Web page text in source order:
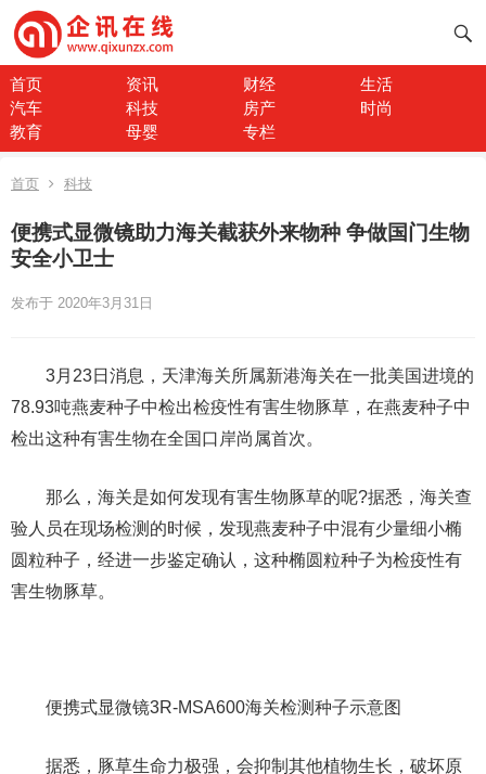
首页 资讯 财经
生活
汽车
科技 房产
时尚
教育
母婴 专栏
首页 科技
便携式显微镜助力海关截获外来物种 争做国门生物
安全小卫士
发布于 2020年3月31日
3月23日消息，天津海关所属新港海关在一批美国进境的
78.93吨燕麦种子中检出检疫性有害生物豚草，在燕麦种子中
检出这种有害生物在全国口岸尚属首次。
那么，海关是如何发现有害生物豚草的呢?据悉，海关查
验人员在现场检测的时候，发现燕麦种子中混有少量细小椭
圆粒种子，经进一步鉴定确认，这种椭圆粒种子为检疫性有
害生物豚草。
便携式显微镜3R-MSA600海关检测种子示意图
据悉，豚草生命力极强，会抑制其他植物生长，破坏原